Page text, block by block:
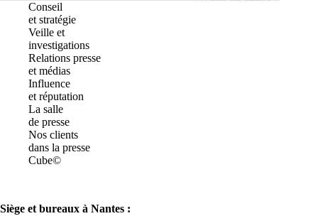
Conseil
et stratégie
Veille et
investigations
Relations presse
et médias
Influence
et réputation
La salle
de presse
Nos clients
dans la presse
Cube©
Siège et bureaux à Nantes :